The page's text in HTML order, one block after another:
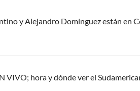
y Alejandro Domínguez están en
VIVO; hora y dónde ver el